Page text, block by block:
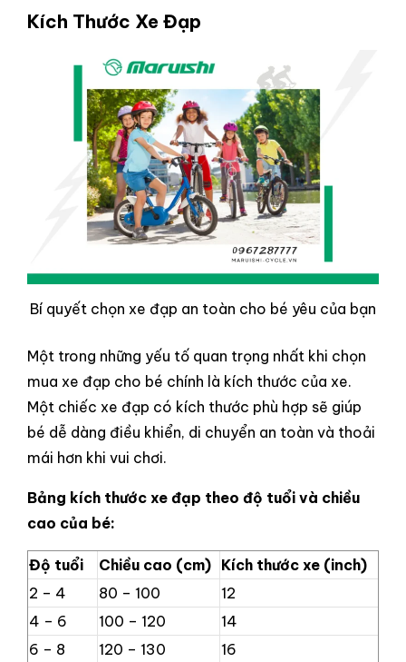
Kích Thước Xe Đạp
Bí quyết chọn xe đạp an toàn cho bé yêu của bạn
Một trong những yếu tố quan trọng nhất khi chọn
mua xe đạp cho bé chính là kích thước của xe.
Một chiếc xe đạp có kích thước phù hợp sẽ giúp
bé dễ dàng điều khiển, di chuyển an toàn và thoải
mái hơn khi vui chơi.
Bảng kích thước xe đạp theo độ tuổi và chiều
cao của bé:
Độ tuổi Chiều cao (cm) Kích thước xe (inch)
2 – 4
80 – 100
12
4 – 6
100 – 120
14
6 – 8
120 – 130
16